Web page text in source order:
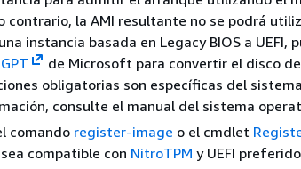
contrario, la AMI resultante no se podrá
instancia basada en Legacy BIOS a UEFI,
de Microsoft para convertir el disco
obligatorias son específicas del
consulte el manual del sistema
comando register-image o el cmdlet
compatible con NitroTPM y UEFI